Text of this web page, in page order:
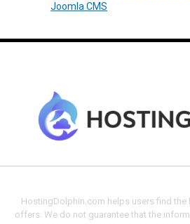
Joomla CMS
HostingDolphin.com helps users find
offers. We do not guarantee that the